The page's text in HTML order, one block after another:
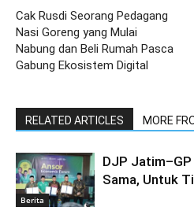
Cak Rusdi Seorang Pedagang
Nasi Goreng yang Mulai
Nabung dan Beli Rumah Pasca
Gabung Ekosistem Digital
RELATED ARTICLES MORE
Berita
DJP
Sama, Untuk